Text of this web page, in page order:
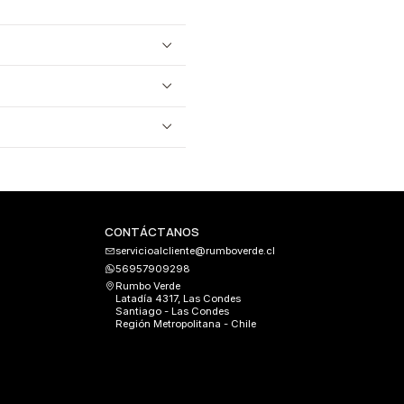
CONTÁCTANOS
servicioalcliente@rumboverde.cl
56957909298
Rumbo Verde
Latadía 4317, Las Condes
Santiago - Las Condes
Región Metropolitana - Chile